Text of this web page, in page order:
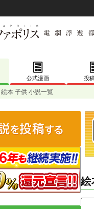
公式漫画 投
絵本 子供 小説一覧
絵